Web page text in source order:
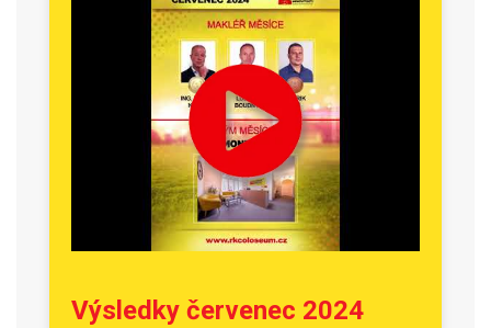
Výsledky červenec 2024